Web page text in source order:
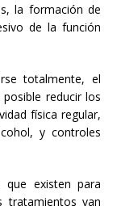
la formación de
de la función
totalmente, el
reducir los
física regular,
y controles
que existen para
tratamientos van